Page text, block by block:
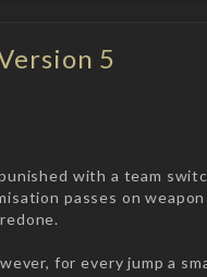
5
with a team
passes on
for every jump a